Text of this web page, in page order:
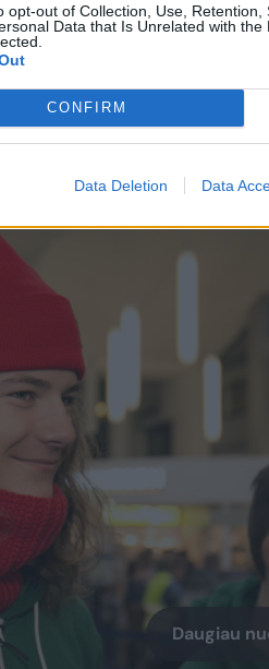
opt-out of Collection, Use, Retention,
Data that Is Unrelated with the
CONFIRM
Data Deletion Data
Kūno kultūros ir
Tiesnesytė. „Linkiu
savo asmeninius
Daugiau